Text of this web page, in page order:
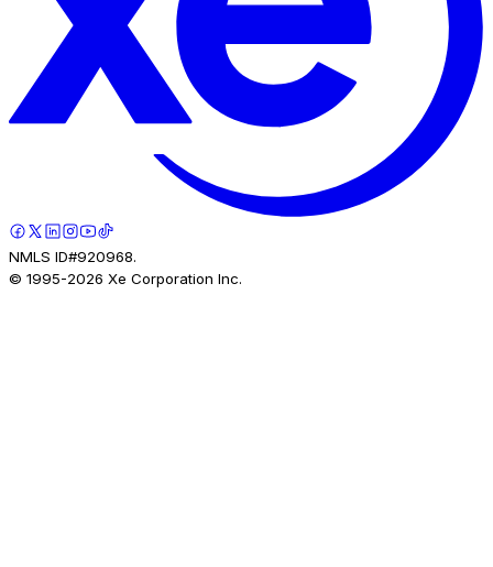
NMLS ID#920968.
© 1995-2026 Xe Corporation Inc.